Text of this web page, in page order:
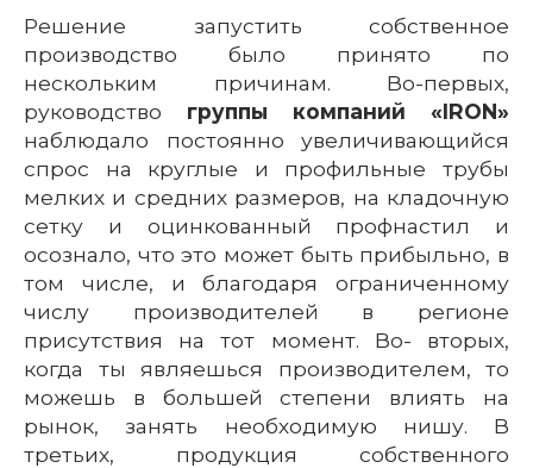
Решение запустить собственное
производство было принято по
нескольким причинам. Во-первых,
руководство группы компаний «IRON»
наблюдало постоянно увеличивающийся
спрос на круглые и профильные трубы
мелких и средних размеров, на кладочную
сетку и оцинкованный профнастил и
осознало, что это может быть прибыльно, в
том числе, и благодаря ограниченному
числу производителей в регионе
присутствия на тот момент. Во- вторых,
когда ты являешься производителем, то
можешь в большей степени влиять на
рынок, занять необходимую нишу. В
третьих, продукция собственного